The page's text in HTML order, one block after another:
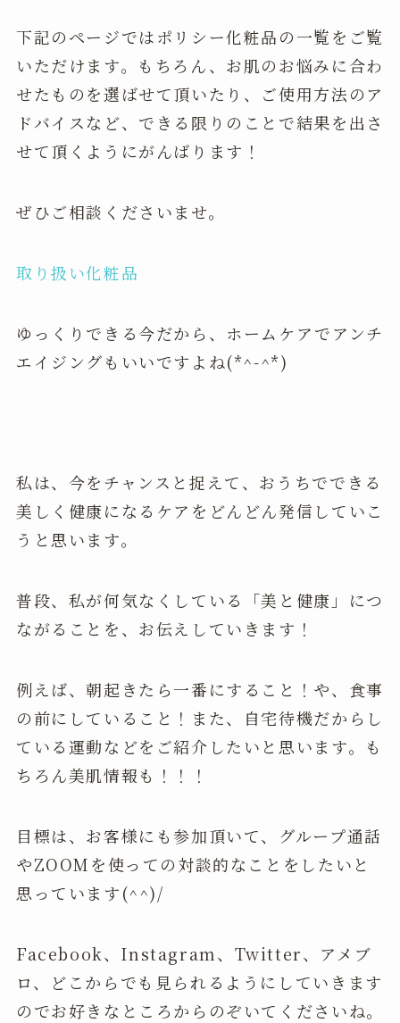
下記のページではポリシー化粧品の一覧をご覧
いただけます。もちろん、お肌のお悩みに合わ
せたものを選ばせて頂いたり、ご使用方法のア
ドバイスなど、できる限りのことで結果を出さ
せて頂くようにがんばります！
ぜひご相談くださいませ。
取り扱い化粧品
ゆっくりできる今だから、ホームケアでアンチ
エイジングもいいですよね(*^-^*)
私は、今をチャンスと捉えて、おうちでできる
美しく健康になるケアをどんどん発信していこ
うと思います。
普段、私が何気なくしている「美と健康」につ
ながることを、お伝えしていきます！
例えば、朝起きたら一番にすること！や、食事
の前にしていること！また、自宅待機だからし
ている運動などをご紹介したいと思います。も
ちろん美肌情報も！！！
目標は、お客様にも参加頂いて、グループ通話
やZOOMを使っての対談的なことをしたいと
思っています(^^)/
Facebook、Instagram、Twitter、アメブ
ロ、どこからでも見られるようにしていきます
のでお好きなところからのぞいてくださいね。